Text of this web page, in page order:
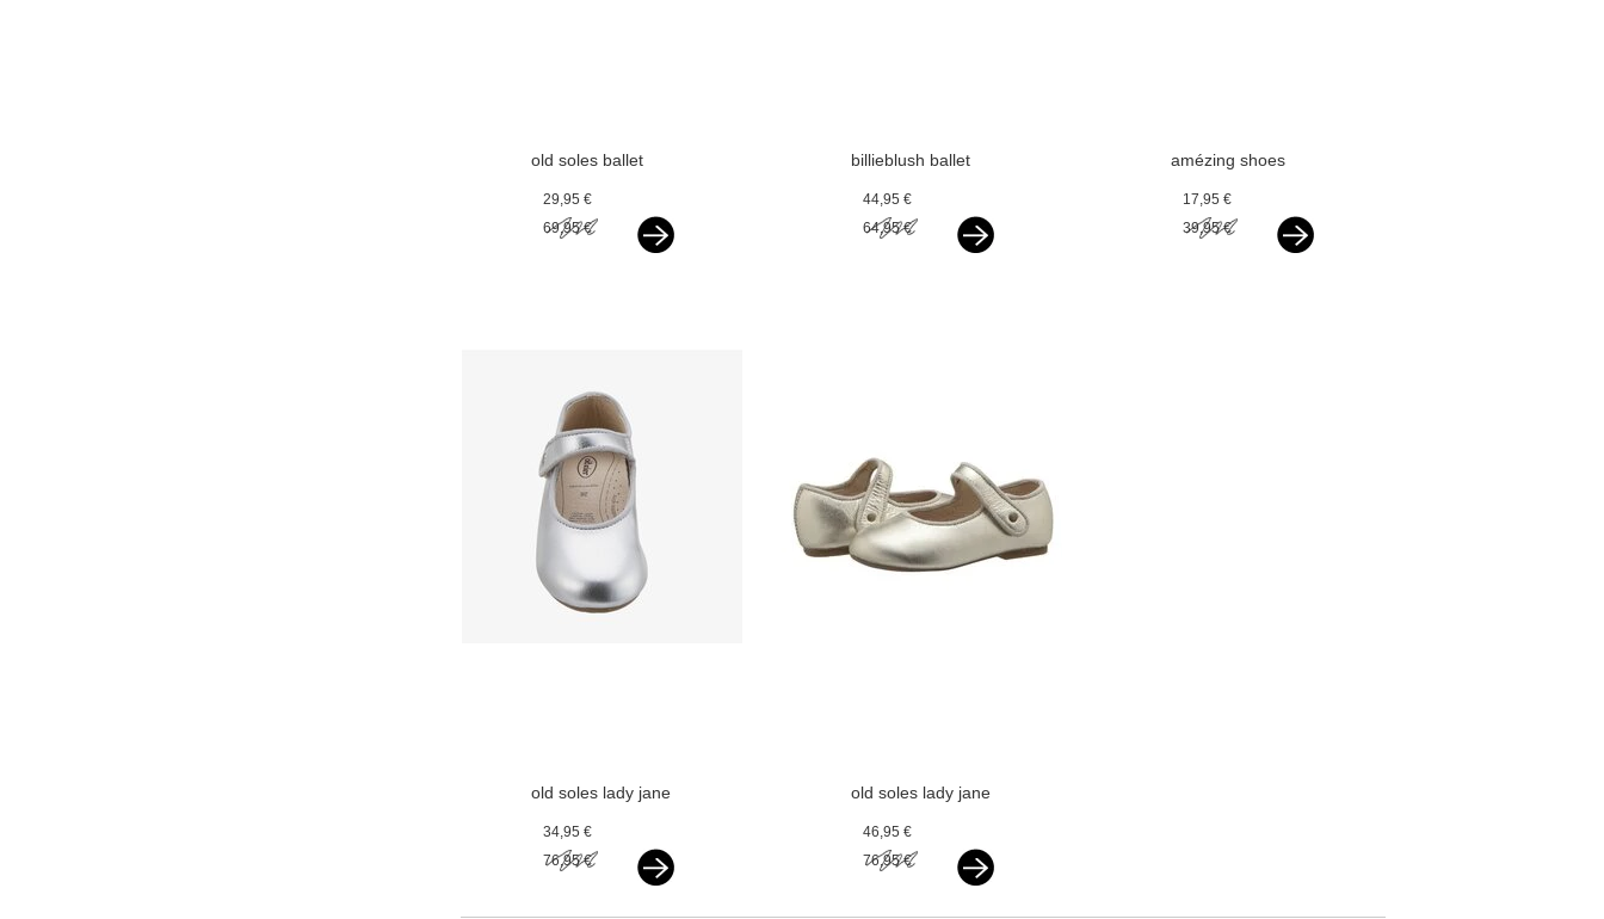
old soles ballet
29,95 €
69,95 €
billieblush ballet
point
44,95 €
64,95 €
amézing shoes
champagne glitter
17,95 €
39,95 €
old soles lady jane
34,95 €
76,95 €
old soles lady jane
46,95 €
76,95 €